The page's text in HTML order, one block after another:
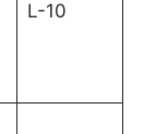
L-10